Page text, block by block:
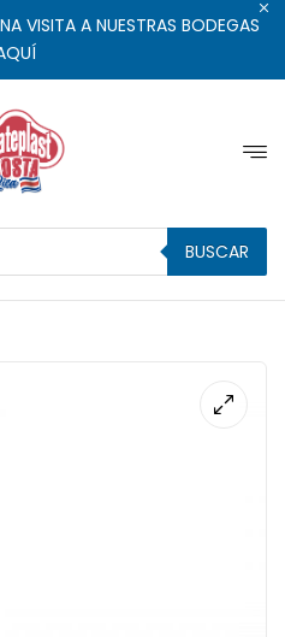
VISITA A NUESTRAS BODEGAS
BUSCAR